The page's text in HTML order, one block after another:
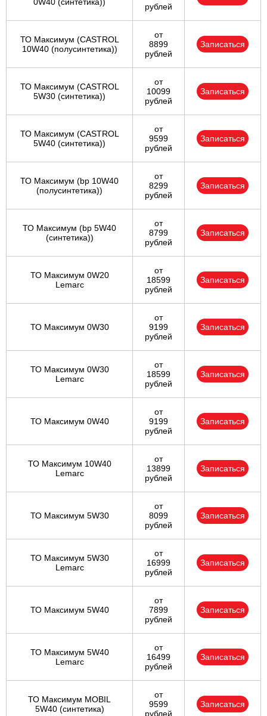
0W40 (синтетика))
рублей
ТО Максимум (CASTROL
10W40 (полусинтетика))
от
8899
рублей
Записаться
ТО Максимум (CASTROL
5W30 (синтетика))
от
10099
рублей
Записаться
ТО Максимум (CASTROL
5W40 (синтетика))
от
9599
рублей
Записаться
ТО Максимум (bp 10W40
(полусинтетика))
от
8299
рублей
Записаться
ТО Максимум (bp 5W40
(синтетика))
от
8799
рублей
Записаться
ТО Максимум 0W20
Lemarc
от
18599
рублей
Записаться
ТО Максимум 0W30
от
9199
рублей
Записаться
ТО Максимум 0W30
Lemarc
от
18599
рублей
Записаться
ТО Максимум 0W40
от
9199
рублей
Записаться
ТО Максимум 10W40
Lemarc
от
13899
рублей
Записаться
ТО Максимум 5W30
от
8099
рублей
Записаться
ТО Максимум 5W30
Lemarc
от
16999
рублей
Записаться
ТО Максимум 5W40
от
7899
рублей
Записаться
ТО Максимум 5W40
Lemarc
от
16499
рублей
Записаться
ТО Максимум MOBIL
5W40 (синтетика)
от
9599
рублей
Записаться